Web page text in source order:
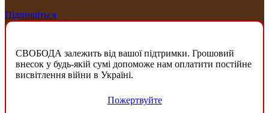
Підпишіться
СВОБОДА залежить від вашої підтримки. Грошовий
внесок у будь-якій сумі допоможе нам оплатити постійне
висвітлення війни в Україні.
Пожертвуйте